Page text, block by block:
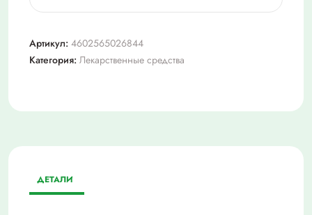
Артикул: 4602565026844
Категория: Лекарственные средства
ДЕТАЛИ